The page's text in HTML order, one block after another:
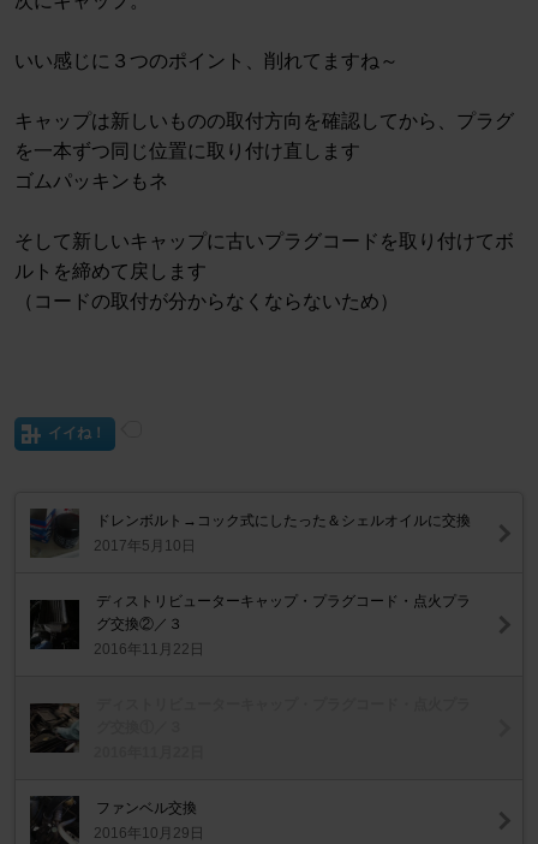
いい感じに３つのポイント、削れてますね～
キャップは新しいものの取付方向を確認してから、プラグ
を一本ずつ同じ位置に取り付け直します
ゴムパッキンもネ
そして新しいキャップに古いプラグコードを取り付けてボ
ルトを締めて戻します
（コードの取付が分からなくならないため）
イイね！
ドレンボルト→コック式にしたった＆シェルオイルに交換
2017年5月10日
ディストリビューターキャップ・プラグコード・点火プラ
グ交換②／３
2016年11月22日
ファンベル交換
2016年10月29日